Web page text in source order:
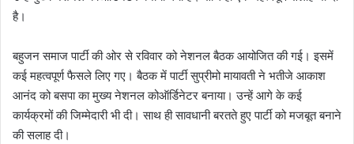
है।
बहुजन समाज पार्टी की ओर से रविवार को नेशनल बैठक आयोजित की गई। इसमें
कई महत्वपूर्ण फैसले लिए गए। बैठक में पार्टी सुप्रीमो मायावती ने भतीजे आकाश
आनंद को बसपा का मुख्य नेशनल कोऑर्डिनेटर बनाया। उन्हें आगे के कई
कार्यक्रमों की जिम्मेदारी भी दी। साथ ही सावधानी बरतते हुए पार्टी को मजबूत बनाने
की सलाह दी।